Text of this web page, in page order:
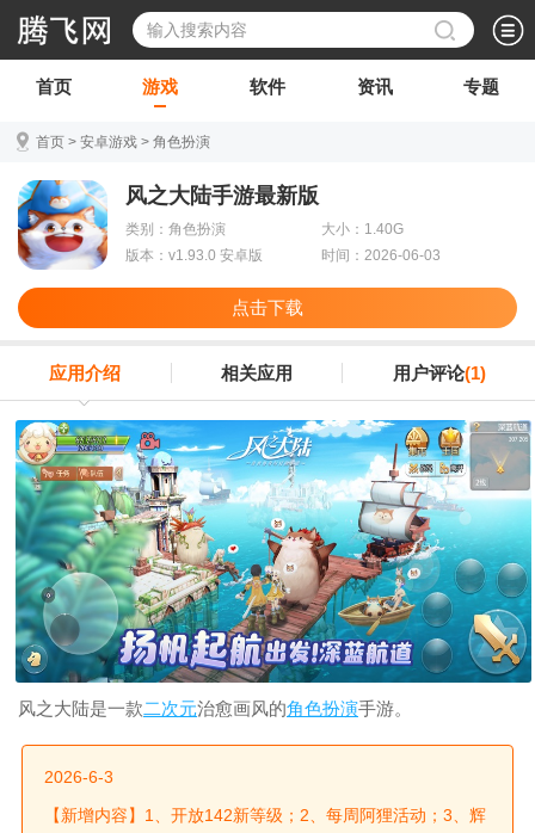
首页 游戏 软件 资讯 专题
首页 > 安卓游戏 > 角色扮演
风之大陆手游最新版
类别：角色扮演
大小：1.40G
版本：v1.93.0 安卓版
时间：2026-06-03
点击下载
应用介绍 相关应用 用户评论(1)
风之大陆是一款二次元治愈画风的角色扮演手游。
2026-6-3
【新增内容】1、开放142新等级；2、每周阿狸活动；3、辉